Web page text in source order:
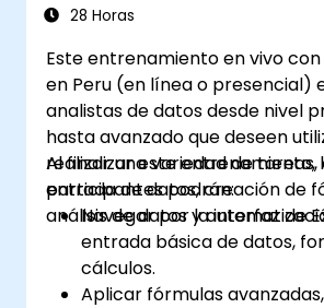
crear informes, presupuestos,
gestionar datos y muchas otras
28 Horas
Este entrenamiento en vivo
en Peru (en línea o presencial)
analistas de datos desde nivel
hasta avanzado que deseen
realizar una variedad de
entrada de datos, creación de
análisis de datos y
Al finalizar este entrenamiento,
participantes podrán:
Navegar por la interfaz de
entrada básica de datos,
cálculos.
Aplicar fórmulas